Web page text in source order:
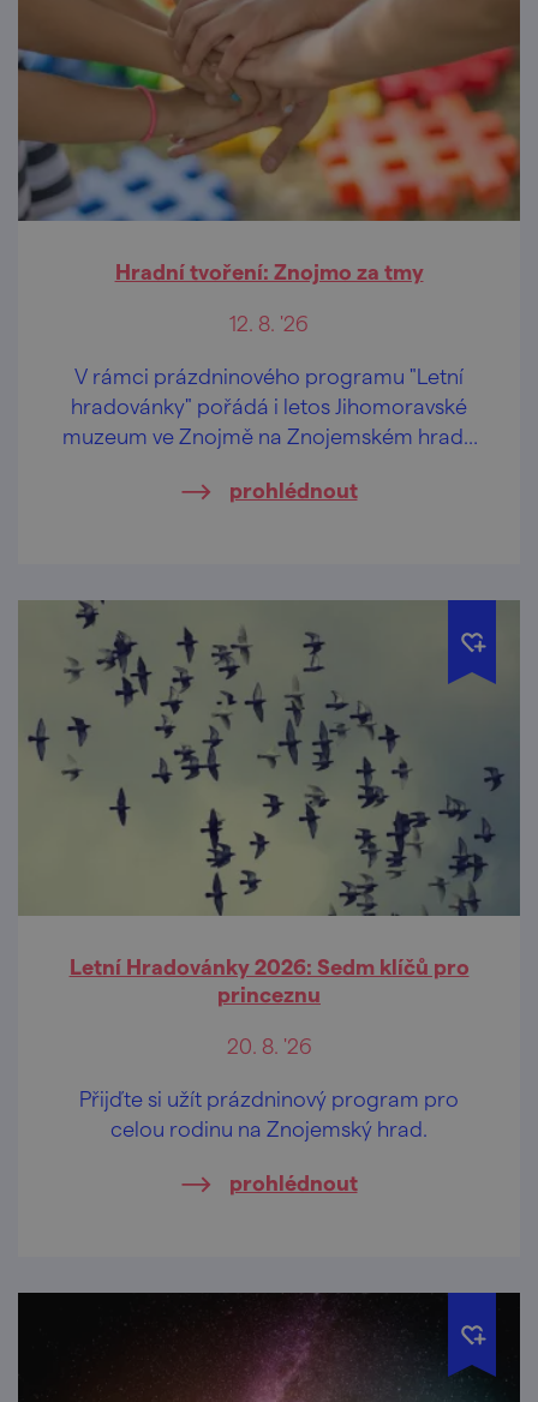
Hradní tvoření: Znojmo za tmy
12. 8. '26
V rámci prázdninového programu "Letní
hradovánky" pořádá i letos Jihomoravské
muzeum ve Znojmě na Znojemském hradě
jejich pra/rodiče.
prohlédnout
Letní Hradovánky 2026: Sedm klíčů pro
princeznu
20. 8. '26
Přijďte si užít prázdninový program pro
celou rodinu na Znojemský hrad.
prohlédnout